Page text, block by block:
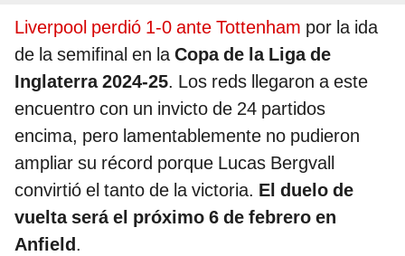
Liverpool perdió 1-0 ante Tottenham por la ida
de la semifinal en la Copa de la Liga de
Inglaterra 2024-25. Los reds llegaron a este
encuentro con un invicto de 24 partidos
encima, pero lamentablemente no pudieron
ampliar su récord porque Lucas Bergvall
convirtió el tanto de la victoria. El duelo de
vuelta será el próximo 6 de febrero en
Anfield.